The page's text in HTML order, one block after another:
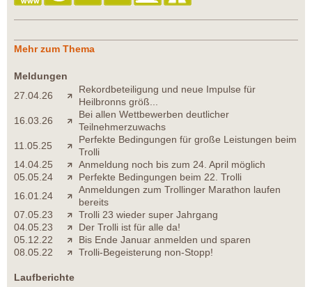
Mehr zum Thema
Meldungen
27.04.26
Rekordbeteiligung und neue Impulse für
Heilbronns größ...
16.03.26
Bei allen Wettbewerben deutlicher
Teilnehmerzuwachs
11.05.25
Perfekte Bedingungen für große Leistungen beim
Trolli
14.04.25
Anmeldung noch bis zum 24. April möglich
05.05.24
Perfekte Bedingungen beim 22. Trolli
16.01.24
Anmeldungen zum Trollinger Marathon laufen
bereits
07.05.23
Trolli 23 wieder super Jahrgang
04.05.23
Der Trolli ist für alle da!
05.12.22
Bis Ende Januar anmelden und sparen
08.05.22
Trolli-Begeisterung non-Stopp!
Laufberichte